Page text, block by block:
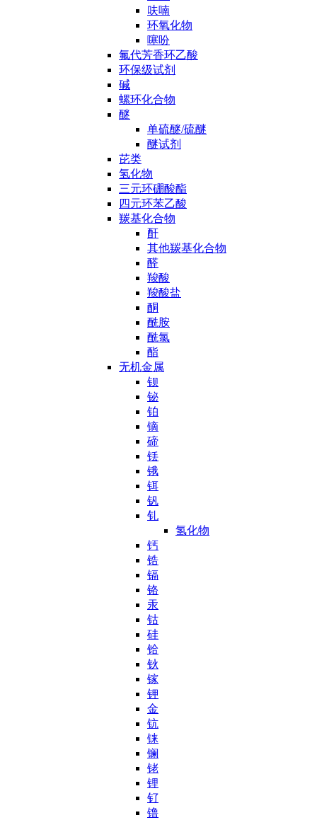
呋喃
环氧化物
噻吩
氟代芳香环乙酸
环保级试剂
碱
螺环化合物
醚
单硫醚/硫醚
醚试剂
芘类
氢化物
三元环硼酸酯
四元环苯乙酸
羰基化合物
酐
其他羰基化合物
醛
羧酸
羧酸盐
酮
酰胺
酰氯
酯
无机金属
钡
铋
铂
镝
碲
铥
锇
铒
钒
钆
氢化物
钙
锆
镉
铬
汞
钴
硅
铪
钬
镓
钾
金
钪
铼
镧
铑
锂
钌
镥